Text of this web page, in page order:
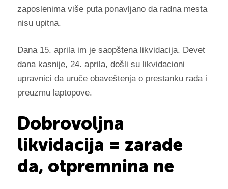
zaposlenima više puta ponavljano da radna mesta
nisu upitna.
Dana 15. aprila im je saopštena likvidacija. Devet
dana kasnije, 24. aprila, došli su likvidacioni
upravnici da uruče obaveštenja o prestanku rada i
preuzmu laptopove.
Dobrovoljna
likvidacija = zarade
da, otpremnina ne